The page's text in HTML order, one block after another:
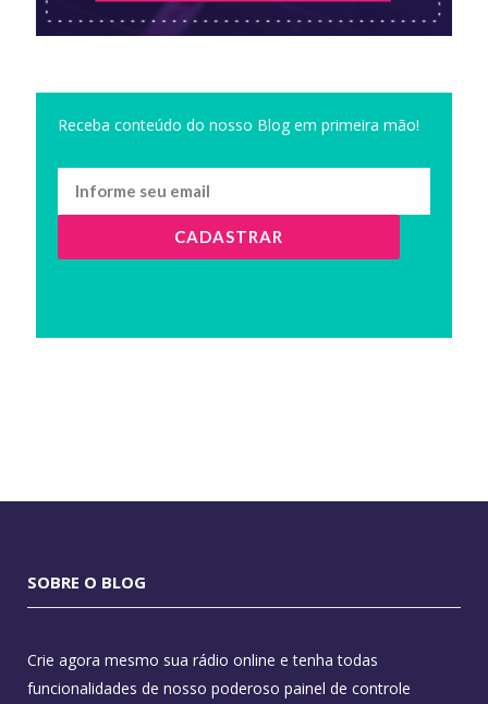
Receba conteúdo do nosso Blog em primeira mão!
CADASTRAR
SOBRE O BLOG
Crie agora mesmo sua rádio online e tenha todas
funcionalidades de nosso poderoso painel de controle